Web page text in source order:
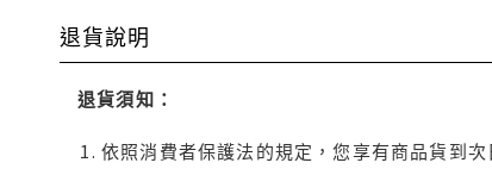
退貨說明
退貨須知：
依照消費者保護法的規定，您享有商品貨到